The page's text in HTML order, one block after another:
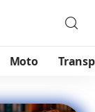
Moto